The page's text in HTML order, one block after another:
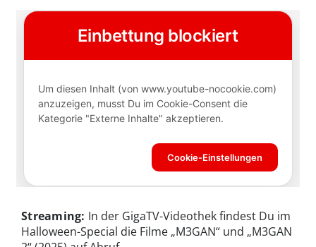
Streaming: In der GigaTV-Videothek findest Du im
Halloween-Special die Filme „M3GAN“ und „M3GAN